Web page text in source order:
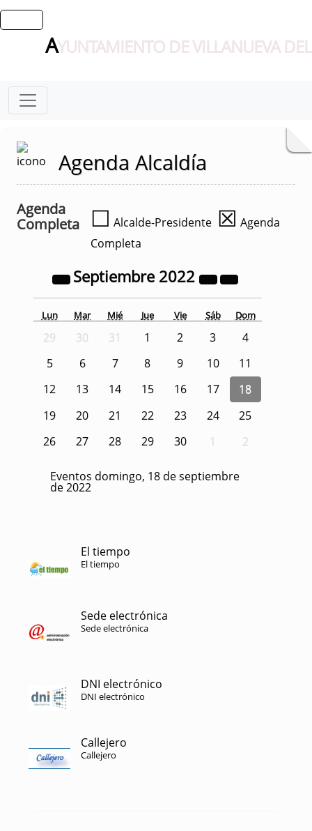
AYUNTAMIENTO DE VILLANUEVA
Agenda Alcaldía
Agenda
Completa
☐ Alcalde-Presidente ☒ Agenda
Completa
Septiembre 2022
Lun Mar Mié Jue Vie Sáb Dom
29 30 31 1 2 3
4
5
6 7 8 9 10
11
12
13 14 15 16 17
18
19
20 21 22 23 24
25
26
27 28 29 30 1 2
Eventos domingo, 18 de septiembre
de 2022
El tiempo
El tiempo
Sede electrónica
Sede electrónica
DNI electrónico
DNI electrónico
Callejero
Callejero